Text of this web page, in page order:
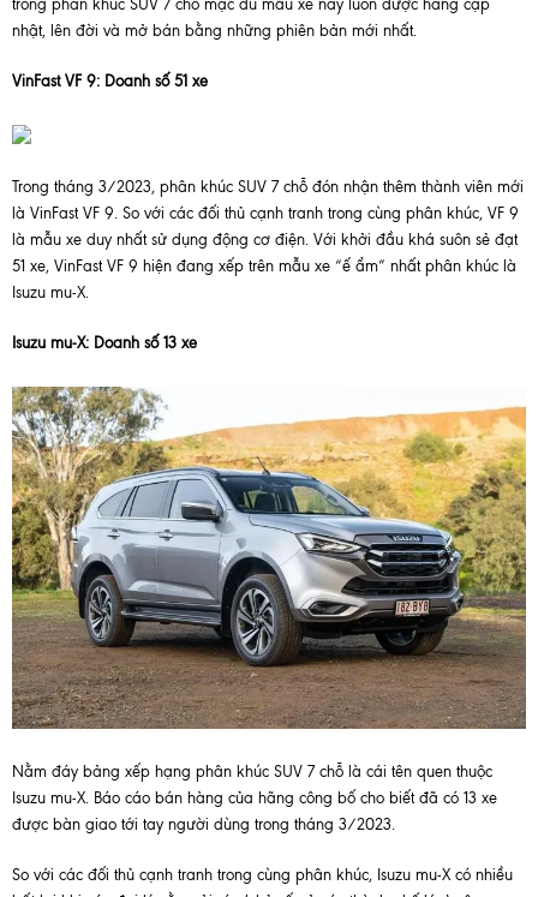
trong phân khúc SUV 7 chỗ mặc dù mẫu xe này luôn được hãng cập
nhật, lên đời và mở bán bằng những phiên bản mới nhất.
VinFast VF 9: Doanh số 51 xe
Trong tháng 3/2023, phân khúc SUV 7 chỗ đón nhận thêm thành viên mới
là VinFast VF 9. So với các đối thủ cạnh tranh trong cùng phân khúc, VF 9
là mẫu xe duy nhất sử dụng động cơ điện. Với khởi đầu khá suôn sẻ đạt
51 xe, VinFast VF 9 hiện đang xếp trên mẫu xe “ế ẩm” nhất phân khúc là
Isuzu mu-X.
Isuzu mu-X: Doanh số 13 xe
Nằm đáy bảng xếp hạng phân khúc SUV 7 chỗ là cái tên quen thuộc
Isuzu mu-X. Báo cáo bán hàng của hãng công bố cho biết đã có 13 xe
được bàn giao tới tay người dùng trong tháng 3/2023.
So với các đối thủ cạnh tranh trong cùng phân khúc, Isuzu mu-X có nhiều